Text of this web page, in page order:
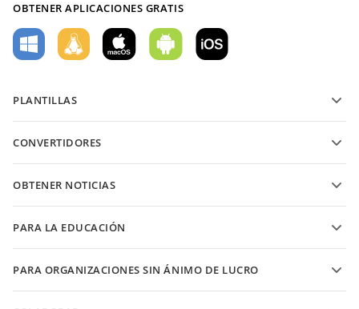
OBTENER APLICACIONES GRATIS
PLANTILLAS
Plantillas de documentos de texto
CONVERTIDORES
Convierte hojas de cálculo
OBTENER NOTICIAS
PARA LA EDUCACIÓN
Para educadores
PARA ORGANIZACIONES SIN ÁNIMO DE LUCRO